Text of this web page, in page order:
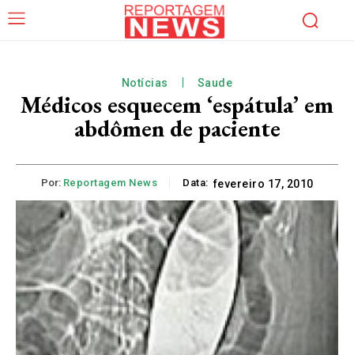
Notícias Saude
Médicos esquecem ‘espátula’ em
abdômen de paciente
Por: Reportagem News Data: fevereiro 17, 2010